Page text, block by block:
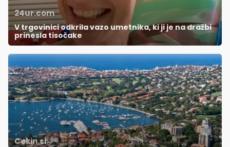
24ur.com
V trgovinici odkrila vazo umetnika, ki ji je na dražbi
prinesla tisočake
Cekin.si